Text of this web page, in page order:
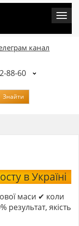
канал
88-60
Знайти
в Україні
маси ✔ коли
результат, якість